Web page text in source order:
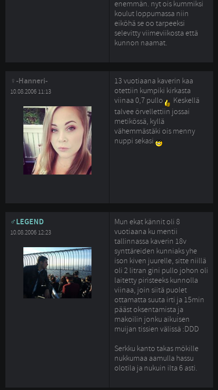
enemmän. nyt ois kummiksi
koulut loppumassa niin
eiköhä se oo tarpeeksi
selevitty viimeviikosta että
kunnon naamat.
-Hanneri-
10.08.2006 11:13
13 vuotiaana kaverin kaa
otettiin kumpiki kirkasta
viinaa 0,7 pullo
Keskellä
talvee örvellettiin jossai
metikössä, kyllä
vähemmästäki ois menny
nuppi sekasi
LEGEND
10.08.2006 12:23
Mun ekat kännit oli 8
vuotiaana ku mentii
tallinnassa kaverin 18v
synttäreiden kunniaks yhe
ison kiven juurelle, sitte niillä
oli 2 litran gini pullo johon oli
laitetty piristeeks kunnolla
viinaa, join siitä puolet
ottamatta suuta irti ja 15min
pääst oksentamista ja
makoilin jonku aikuisen
muijan tissien välissä :DDD
Serkku kanto takas mökille
nukkumaa aamulla hassu
olotila ja nukuin ilta 6 asti.